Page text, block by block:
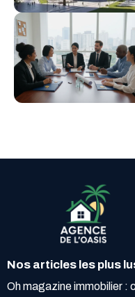
Nos articles les plus
Oh magazine immobilier :